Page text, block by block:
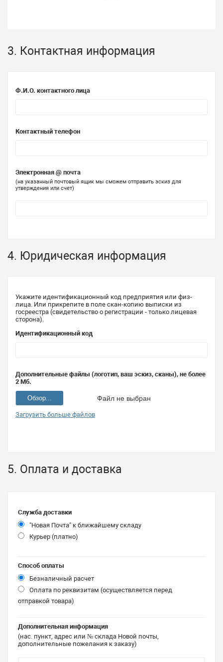
3. Контактная информация
Ф.И.О. контактного лица
Контактный телефон
Электронная @ почта
(на указанный почтовый ящик мы сможем отправить эскиз для
утверждения или счет)
4. Юридическая информация
Укажите идентификационный код предприятия или физ-
лица. Или прикрепите в поле скан-копию выписки из
госреестра (свидетельство о регистрации - только лицевая
сторона).
Идентификационный код
Дополнительные файлы (логотип, ваш эскиз, сканы), не более
2 Мб.
Файл не выбран
Обзор...
Загрузить больше файлов
5. Оплата и доставка
Служба доставки
"Новая Почта" к ближайшему складу
Курьер (платно)
Способ оплаты
Безналичный расчет
Оплата по реквизитам (осуществляется перед
отправкой товара)
Дополнительная информация
(нас. пункт, адрес или № склада Новой почты,
дополнительные пожелания к заказу)